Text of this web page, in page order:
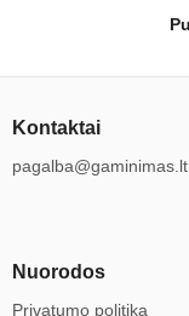
Kontaktai
pagalba@gaminimas.lt
Nuorodos
Privatumo politika